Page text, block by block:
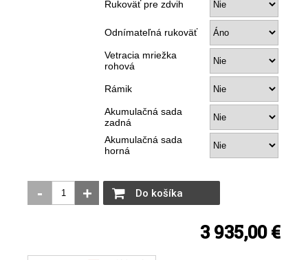
Rukoväť pre zdvih
Odnímateľná rukoväť
Vetracia mriežka
rohová
Rámik
Akumulačná sada
zadná
Akumulačná sada
horná
- + Do košíka
3 935,00 €